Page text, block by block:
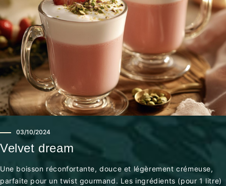
03/10/2024
Velvet dream
Une boisson réconfortante, douce et légèrement crémeuse,
parfaite pour un twist gourmand. Les ingrédients (pour 1 litre)